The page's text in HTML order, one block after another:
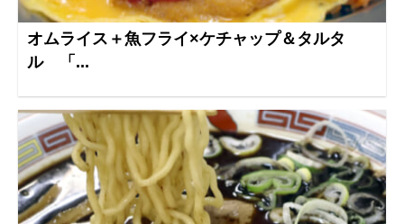
オムライス＋魚フライ×ケチャップ＆タルタ
ル 「...